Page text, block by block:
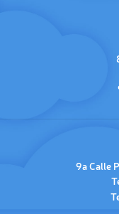
9a Calle